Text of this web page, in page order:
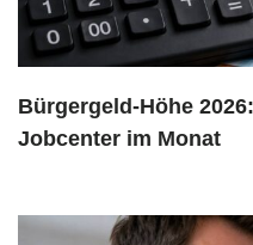
Bürgergeld-Höhe
Jobcenter im Monat